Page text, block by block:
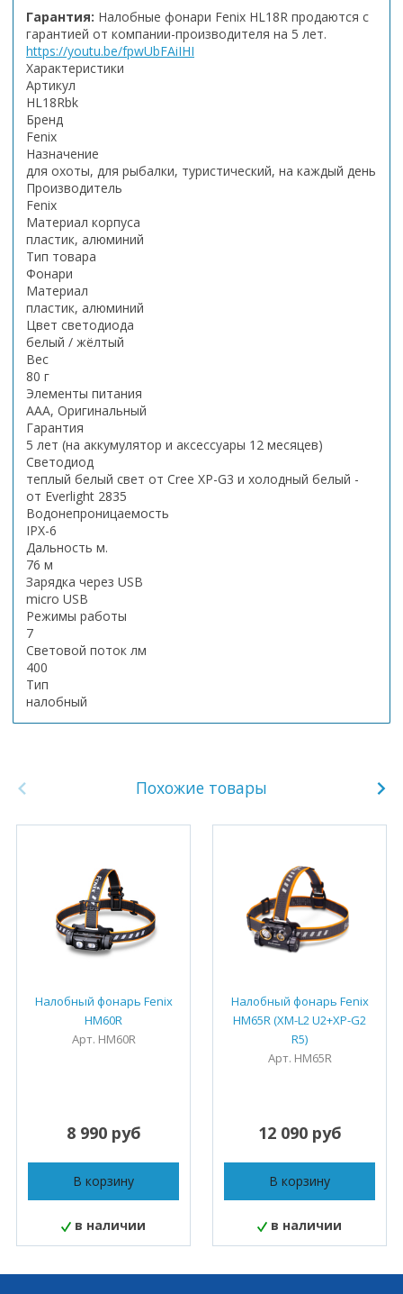
Гарантия: Налобные фонари Fenix HL18R продаются с
гарантией от компании-производителя на 5 лет.
https://youtu.be/fpwUbFAiIHI
Характеристики
Артикул
HL18Rbk
Бренд
Fenix
Назначение
для охоты, для рыбалки, туристический, на каждый день
Производитель
Fenix
Материал корпуса
пластик, алюминий
Тип товара
Фонари
Материал
пластик, алюминий
Цвет светодиода
белый / жёлтый
Вес
80 г
Элементы питания
AAA, Оригинальный
Гарантия
5 лет (на аккумулятор и аксессуары 12 месяцев)
Светодиод
теплый белый свет от Cree XP-G3 и холодный белый -
от Everlight 2835
Водонепроницаемость
IPX-6
Дальность м.
76 м
Зарядка через USB
micro USB
Режимы работы
7
Световой поток лм
400
Тип
налобный
Похожие товары
Налобный фонарь Fenix
HM60R
Арт. HM60R
8 990 руб
В корзину
в наличии
Налобный фонарь Fenix
HM65R (XM-L2 U2+XP-G2
R5)
Арт. HM65R
12 090 руб
В корзину
в наличии